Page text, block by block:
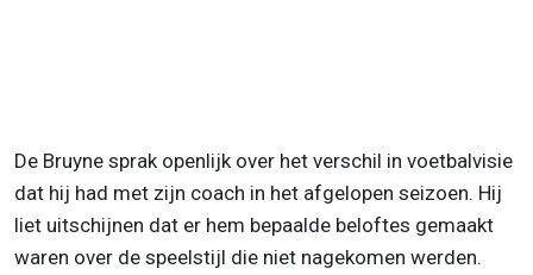
De Bruyne sprak openlijk over het verschil in voetbalvisie
dat hij had met zijn coach in het afgelopen seizoen. Hij
liet uitschijnen dat er hem bepaalde beloftes gemaakt
waren over de speelstijl die niet nagekomen werden.